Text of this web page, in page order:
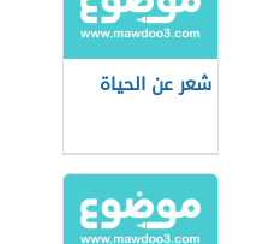
شعر عن الحياة